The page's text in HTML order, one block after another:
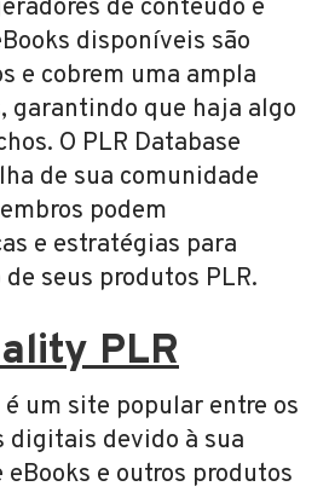
de conteúdo e
disponíveis são
e cobrem uma ampla
garantindo que haja algo
O PLR Database
de sua comunidade
podem
e estratégias para
seus produtos PLR.
PLR
um site popular entre os
digitais devido à sua
e outros produtos